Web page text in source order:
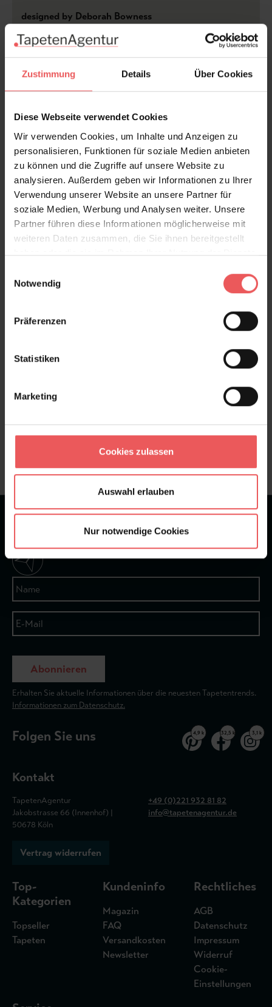
Zustimmung Details Über Cookies
Diese Webseite verwendet Cookies
Wir verwenden Cookies, um Inhalte und Anzeigen zu
personalisieren, Funktionen für soziale Medien anbieten
zu können und die Zugriffe auf unsere Website zu
analysieren. Außerdem geben wir Informationen zu Ihrer
Verwendung unserer Website an unsere Partner für
soziale Medien, Werbung und Analysen weiter. Unsere
Partner führen diese Informationen möglicherweise mit
weiteren Daten zusammen, die Sie ihnen bereitgestellt
haben oder die sie im Rahmen Ihrer Nutzung der Dienste
Notwendig
Präferenzen
Statistiken
Marketing
Cookies zulassen
Auswahl erlauben
Nur notwendige Cookies
designed by Deborah Bowness
Caravan Postkarten Auf der Tapete "Caravan
schwungvoll und schön angeordnet. Diese Tapete ist
einfach anzubringen. Man muss nicht auf den
aufhängen, dann hat man kaum Schnittverlust.
Angaben zur Tapete Feinste Qualität, mittleres
Gewicht auf grundiertem Farbpapier geeignet sowohl
für die kommerzi
Produktdetails
Frage stellen
+49 (0)221 932 81 82
Abonnieren
Erhalten Sie aktuelle Informationen über die neuesten Tapetentrends.
Informationen zum Datenschutz.
Folgen Sie uns 4,9 k 32,5 k 3,1 k
Kontakt
TapetenAgentur
Jakobstrasse 66 (Innenhof) |
50678 Köln
+49 (0)221 932 81 82
info@tapetenagentur.de
Vertrag widerrufen
Top-
Kategorien
Topseller
Tapeten
Kundeninfo
Magazin
FAQ
Versandkosten
Newsletter
Rechtliches
AGB
Datenschutz
Impressum
Widerruf
Cookie-
Einstellungen